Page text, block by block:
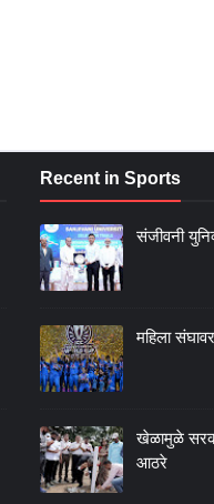
Recent in Sports
संजीवनी
महिला
खेळामुळे
आठरे